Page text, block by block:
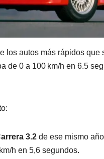
los autos más rápidos
de 0 a 100 km/h en 6.5
3.2 de ese mismo
h en 5,6 segundos.